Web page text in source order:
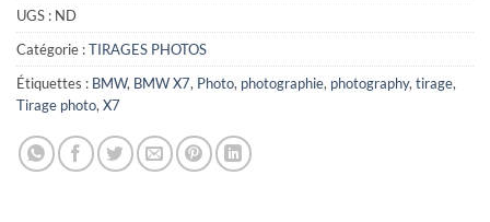
UGS : ND
Catégorie :TIRAGES PHOTOS
Étiquettes : BMW, BMW X7, Photo, photographie, photography, tirage,
Tirage photo, X7